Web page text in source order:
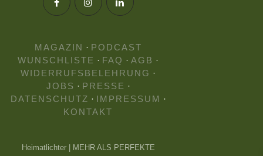
MAGAZIN · PODCAST
WUNSCHLISTE · FAQ · AGB ·
WIDERRUFSBELEHRUNG ·
JOBS · PRESSE ·
DATENSCHUTZ · IMPRESSUM ·
KONTAKT
Heimatlichter | MEHR ALS PERFEKTE